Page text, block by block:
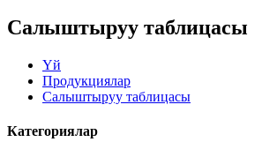
Салыштыруу таблицасы
Үй
Продукциялар
Салыштыруу таблицасы
Категориялар